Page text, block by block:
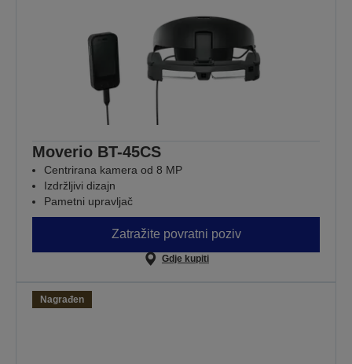
Moverio BT-45CS
Centrirana kamera od 8 MP
Izdržljivi dizajn
Pametni upravljač
Zatražite povratni poziv
Gdje kupiti
Nagrađen